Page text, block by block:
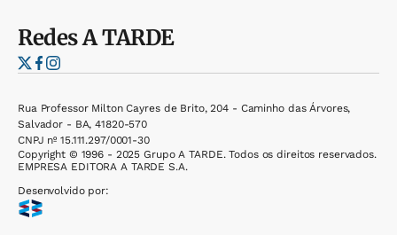
RedesA TARDE
Rua Professor Milton Cayres de Brito, 204 - Caminho das Árvores,
Salvador - BA, 41820-570
CNPJ nº 15.111.297/0001-30
Copyright © 1996 - 2025 Grupo A TARDE. Todos os direitos reservados.
EMPRESA EDITORA A TARDE S.A.
Desenvolvido por: